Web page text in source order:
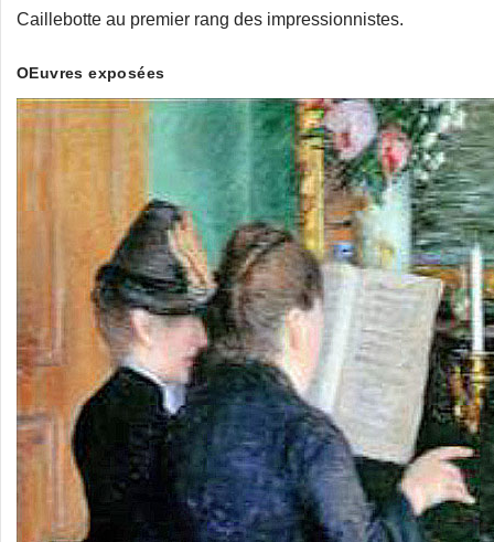
Caillebotte au premier rang des impressionnistes.
OEuvres exposées